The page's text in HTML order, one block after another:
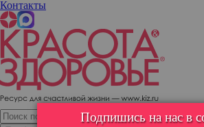
Контакты
Подпишись на нас в
61-летняя модель представила марку
Российская модель Татьяна Неклюдова
кампании марки нижнего белья Petrushka.